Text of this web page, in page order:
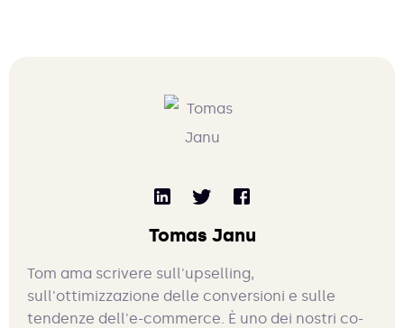
Tomas Janu
Tom ama scrivere sull'upselling,
sull'ottimizzazione delle conversioni e sulle
tendenze dell'e-commerce. È uno dei nostri co-